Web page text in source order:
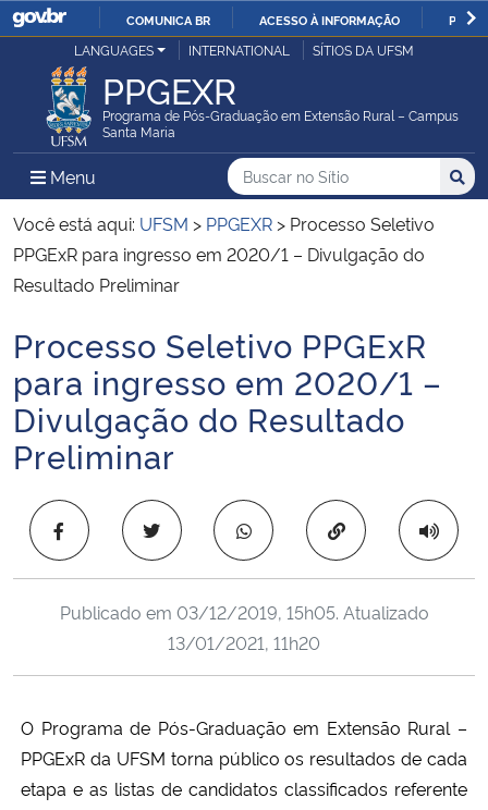
IR
O
COMUNICA BR ACESSO À INFORMAÇÃO
Ministério da Justiça e Segurança Pública
Ministério da Defesa
Ministério das Relações Exteriores
Ministério da Economia
Ministério da Infraestrutura
Ministério da Agricultura, Pecuária e Abastecimento
Ministério da Educação
Ministério da Cidadania
Ministério da Saúde
Ministério de Minas e Energia
Ministério da Ciência, Tecnologia, Inovações e Comunicações
Ministério do Meio Ambiente
Ministério do Turismo
LANGUAGES INTERNATIONAL SÍTIOS DA UFSM
PPGEXR
Programa de Pós-Graduação em Extensão Rural – Campus
Santa Maria
Menu Menu Principal do Sítio
Busca
Buscar no no Sítio
Busca:
Você está aqui: UFSM > PPGEXR > Processo Seletivo
PPGExR para ingresso em 2020/1 – Divulgação do
Resultado Preliminar
Início do conteúdo
Processo Seletivo PPGExR
para ingresso em 2020/1 –
Divulgação do Resultado
Preliminar
Copiar para área
Publicado em 03/12/2019, 15h05. Atualizado
13/01/2021, 11h20
O Programa de Pós-Graduação em Extensão Rural –
PPGExR da UFSM torna público os resultados de cada
etapa e as listas de candidatos classificados referente